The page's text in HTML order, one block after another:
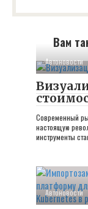
Вам
Автоновости
Современный
настоящую
инструменты
Автоновости